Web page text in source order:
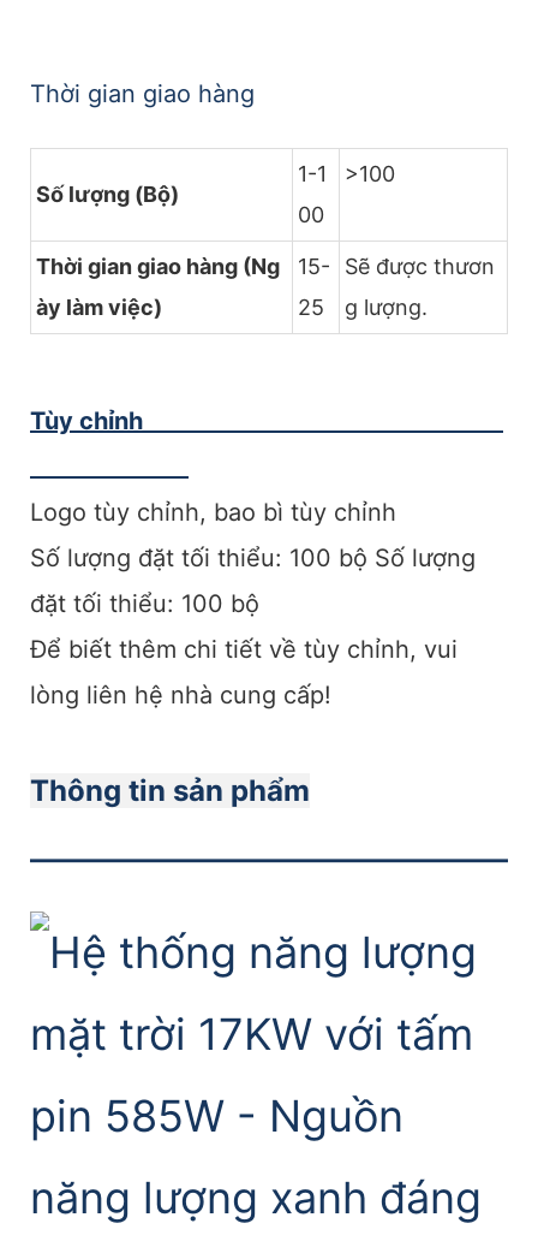
Thời gian giao hàng
Số lượng (Bộ)
1-1
00
>100
Thời gian giao hàng (Ng
ày làm việc)
15-
25
Sẽ được thươn
g lượng.
Tùy chỉnh
Logo tùy chỉnh, bao bì tùy chỉnh
Số lượng đặt tối thiểu: 100 bộ Số lượng
đặt tối thiểu: 100 bộ
Để biết thêm chi tiết về tùy chỉnh, vui
lòng liên hệ nhà cung cấp!
Thông tin sản phẩm